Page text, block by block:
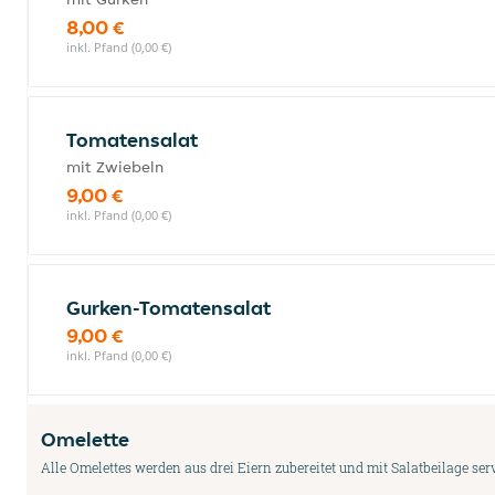
8,00 €
inkl. Pfand (0,00 €)
Tomatensalat
mit Zwiebeln
9,00 €
inkl. Pfand (0,00 €)
Gurken-Tomatensalat
9,00 €
inkl. Pfand (0,00 €)
Omelette
Alle Omelettes werden aus drei Eiern zubereitet und mit Salatbeilage